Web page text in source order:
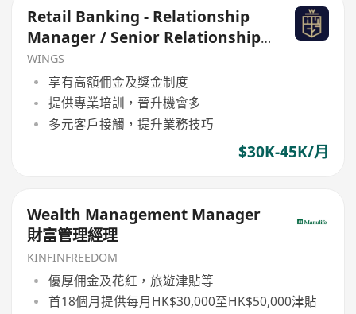
Retail Banking - Relationship
Manager / Senior Relationship
Manager
WINGS
享有高額佣金及獎金制度
提供專業培訓，晉升機會多
多元客戶接觸，提升業務技巧
$30K-45K/月
Wealth Management Manager
財富管理經理
KINFINFREEDOM
優厚佣金及花紅，旅遊津貼等
首18個月提供每月HK$30,000至HK$50,000津貼